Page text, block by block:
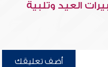
العيد وتلبية
أضف تعليقك